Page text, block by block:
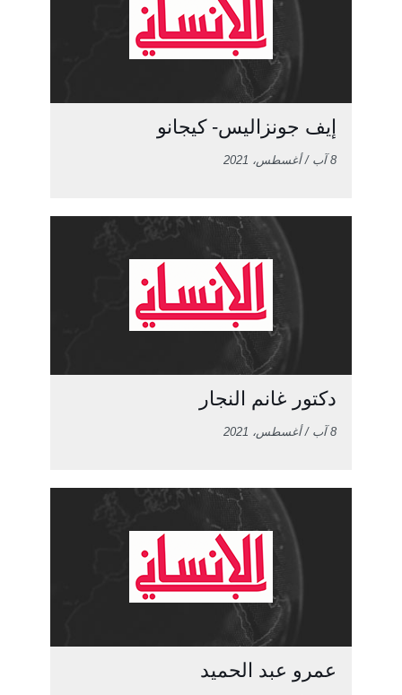
إيف جونزاليس- كيجانو
8 آب / أغسطس، 2021
دكتور غانم النجار
8 آب / أغسطس، 2021
عمرو عبد الحميد